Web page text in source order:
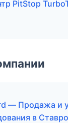
PitStop
— Продажа и
в